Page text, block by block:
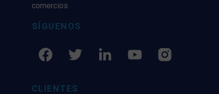
comercios
SÍGUENOS
CLIENTES